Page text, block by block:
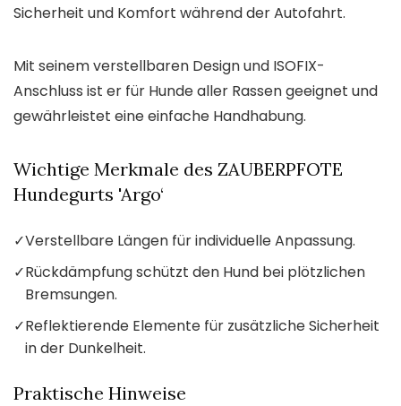
Sicherheit und Komfort während der Autofahrt.
Mit seinem verstellbaren Design und ISOFIX-
Anschluss ist er für Hunde aller Rassen geeignet und
gewährleistet eine einfache Handhabung.
Wichtige Merkmale des ZAUBERPFOTE
Hundegurts 'Argo‘
✓Verstellbare Längen für individuelle Anpassung.
✓Rückdämpfung schützt den Hund bei plötzlichen
Bremsungen.
✓Reflektierende Elemente für zusätzliche Sicherheit
in der Dunkelheit.
Praktische Hinweise